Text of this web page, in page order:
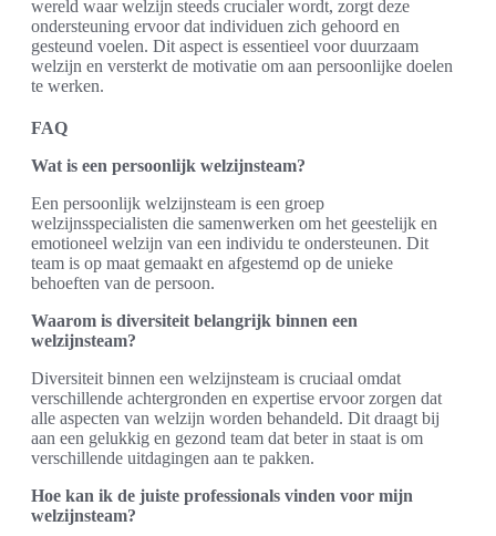
wereld waar welzijn steeds crucialer wordt, zorgt deze
ondersteuning ervoor dat individuen zich gehoord en
gesteund voelen. Dit aspect is essentieel voor duurzaam
welzijn en versterkt de motivatie om aan persoonlijke doelen
te werken.
FAQ
Wat is een persoonlijk welzijnsteam?
Een persoonlijk welzijnsteam is een groep
welzijnsspecialisten die samenwerken om het geestelijk en
emotioneel welzijn van een individu te ondersteunen. Dit
team is op maat gemaakt en afgestemd op de unieke
behoeften van de persoon.
Waarom is diversiteit belangrijk binnen een
welzijnsteam?
Diversiteit binnen een welzijnsteam is cruciaal omdat
verschillende achtergronden en expertise ervoor zorgen dat
alle aspecten van welzijn worden behandeld. Dit draagt bij
aan een gelukkig en gezond team dat beter in staat is om
verschillende uitdagingen aan te pakken.
Hoe kan ik de juiste professionals vinden voor mijn
welzijnsteam?